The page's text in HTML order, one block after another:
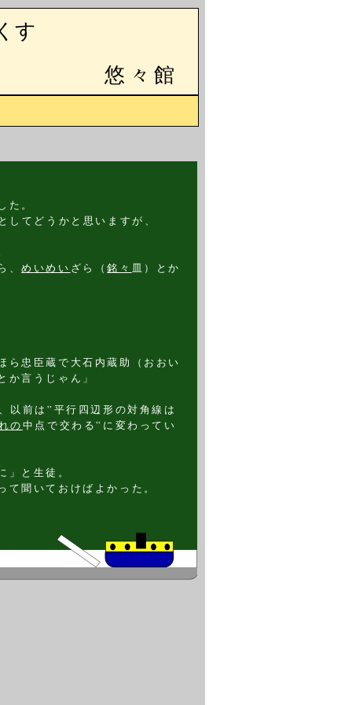
す
悠々館
。
てどうかと思いますが、
、めいめい ざら（銘々 皿）とか
ら忠臣蔵で大石内蔵助（おおい
か言うじゃん」
以前は”平行四辺形の対角線は
の中点で交わる”に変わってい
と生徒。
聞いておけばよかった。